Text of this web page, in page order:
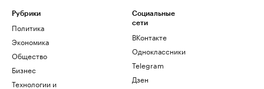
Рубрики
Политика
Экономика
Общество
Бизнес
Технологии и
Социальные
сети
ВКонтакте
Одноклассники
Telegram
Дзен